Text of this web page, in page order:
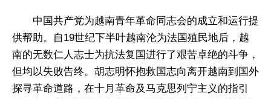
中国共产党为越南青年革命同志会的成立和运行提
供帮助。自19世纪下半叶越南沦为法国殖民地后，越
南的无数仁人志士为抗法复国进行了艰苦卓绝的斗争，
但均以失败告终。胡志明怀抱救国志向离开越南到国外
探寻革命道路，在十月革命及马克思列宁主义的指引